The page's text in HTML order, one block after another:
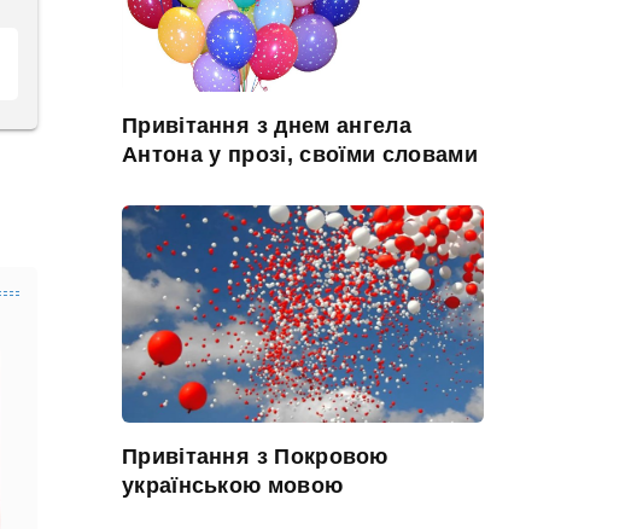
Привітання з днем ангела
Антона у прозі, своїми словами
Привітання з Покровою
українською мовою